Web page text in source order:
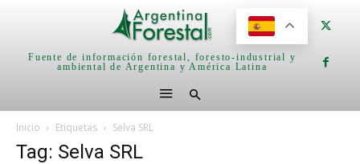
Fuente de información forestal, foresto-industrial y
ambiental de Argentina y América Latina
Inicio Etiquetas Selva SRL
Tag: Selva SRL